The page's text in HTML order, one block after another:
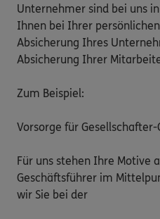
Unternehmer sind bei uns
Ihnen bei Ihrer
Absicherung Ihres
Absicherung Ihrer
Zum Beispiel:
Vorsorge für
Für uns stehen Ihre Motive
Geschäftsführer im
wir Sie bei der